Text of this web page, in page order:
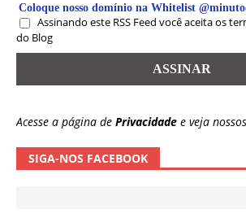
Coloque nosso domínio na Whitelist
Assinando este RSS Feed você aceita os
do Blog
Acesse a página de Privacidade e veja
SIGA-NOS FACEBOOK